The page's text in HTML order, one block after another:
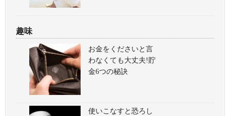
趣味
お金をくださいと言
わなくても大丈夫!貯
金6つの秘訣
使いこなすと恐ろし